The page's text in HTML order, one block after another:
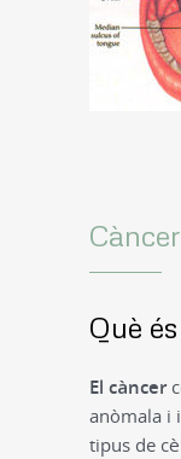
Què
El càncer
anòmala i
tipus de